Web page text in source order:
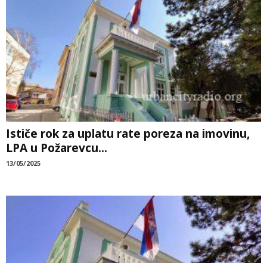
Ističe rok za uplatu rate poreza na imovinu,
LPA u Požarevcu...
13/05/2025